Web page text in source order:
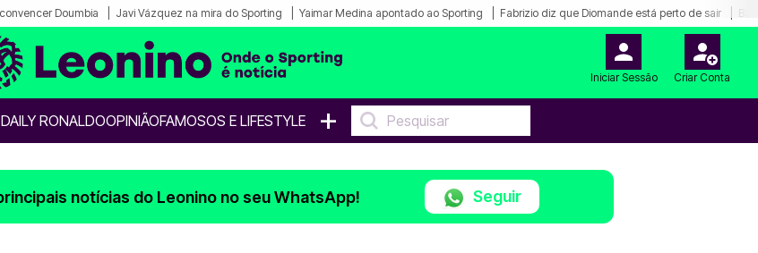
Doumbia Javi Vázquez na mira do Sporting Yaimar Medina apontado ao Sporting Fabrizio diz que Diomande está perto de sair
Iniciar Sessão Criar Conta
RONALDOOPINIÃOFAMOSOS E LIFESTYLE +
notícias do Leonino no seu WhatsApp! Seguir